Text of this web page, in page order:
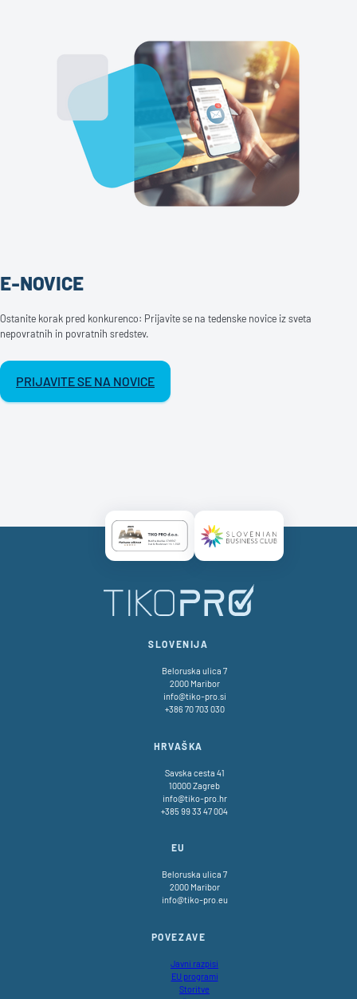
E-NOVICE
Ostanite korak pred konkurenco: Prijavite se na tedenske novice iz sveta
nepovratnih in povratnih sredstev.
PRIJAVITE SE NA NOVICE
Certificate AAA LogoCertificate SBC Logo
SLOVENIJA
Beloruska ulica 7
2000 Maribor
info@tiko-pro.si
+386 70 703 030
HRVAŠKA
Savska cesta 41
10000 Zagreb
info@tiko-pro.hr
+385 99 33 47 004
EU
Beloruska ulica 7
2000 Maribor
info@tiko-pro.eu
POVEZAVE
Javni razpisi
EU programi
Storitve